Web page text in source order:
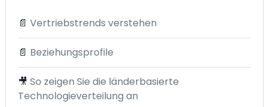
📄 Vertriebstrends verstehen
📄 Beziehungsprofile
🎥 So zeigen Sie die länderbasierte
Technologieverteilung an